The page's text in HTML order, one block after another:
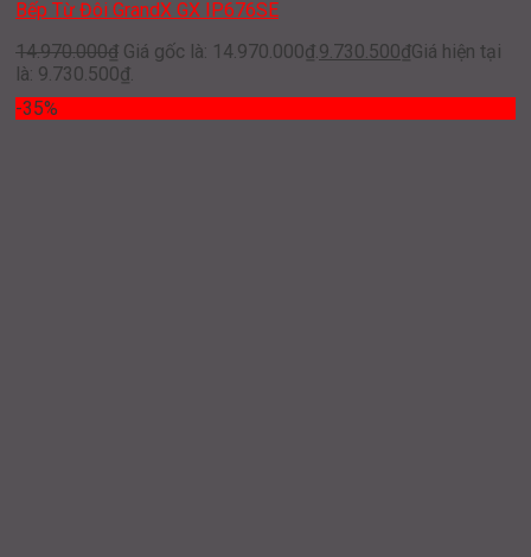
Bếp Từ Đôi GrandX GX IP676SE
14.970.000₫ Giá gốc là: 14.970.000₫.9.730.500₫Giá hiện tại
là: 9.730.500₫.
-35%